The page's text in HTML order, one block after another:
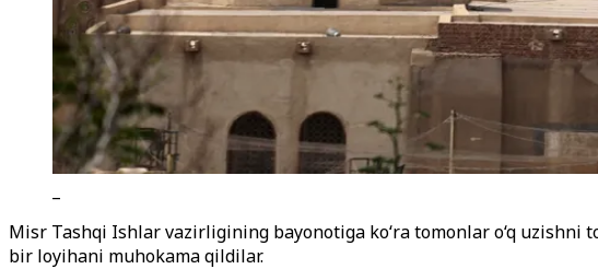
Misr Tashqi Ishlar vazirligining bayonotiga ko‘ra tomonlar o‘q uzishni
bir loyihani muhokama qildilar.